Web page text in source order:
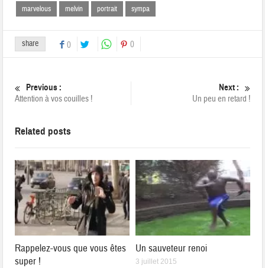
marvelous
melvin portrait sympa
share 0 0
Previous :
Attention à vos couilles !
Next :
Un peu en retard !
Related posts
Rappelez-vous que vous êtes
super !
Un sauveteur renoi
3 juillet 2015